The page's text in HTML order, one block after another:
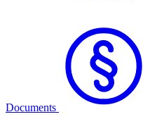
Documents